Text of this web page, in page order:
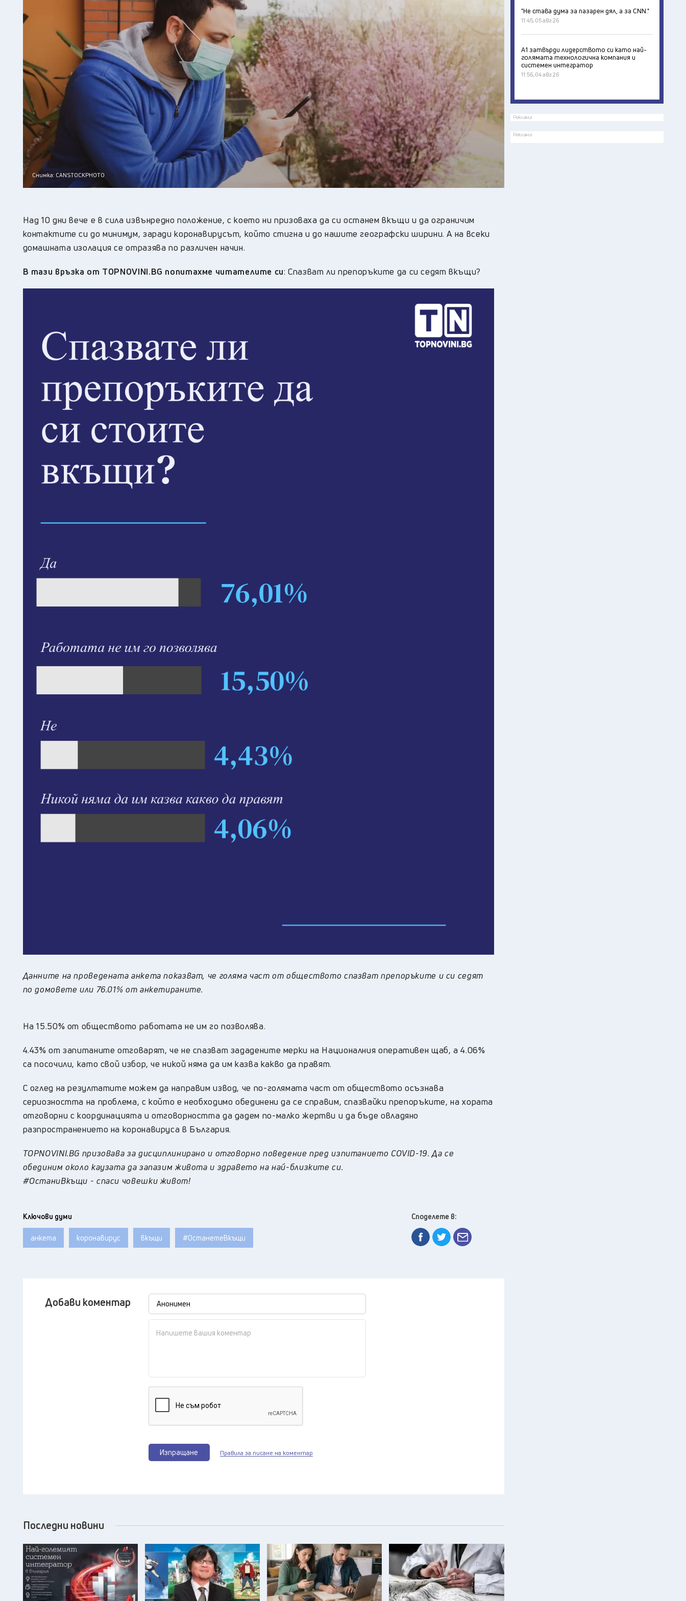
Перник, 25
Плевен, 26°C
Пловдив, 26°C
Разград, 24°C
Русе, 26°C
Силистра, 25°C
Сливен , 24°C
Смолян, 18°C
София, 24°C
Стара Загора, 25°C
Търговище , 24°C
Хасково, 25°C
24 °C
Ямбол, 24°C
Снимка: CANSTOCKPHOTO
Над 10 дни вече е в сила извънредно положение, с което ни призоваха да си останем вкъщи и да ограничим
контактите си до минимум, заради коронавирусът, който стигна и до нашите географски ширини. А на всеки
домашната изолация се отразява по различен начин.
В тази връзка от TOPNOVINI.BG попитахме читателите си: Спазват ли препоръките да си седят вкъщи?
Данните на проведената анкета показват, че голяма част от обществото спазват препоръките и си седят
по домовете или 76.01% от анкетираните.
На 15.50% от обществото работата не им го позволява.
4.43% от запитаните отговарят, че не спазват зададените мерки на Националния оперативен щаб, а 4.06%
са посочили, като свой избор, че никой няма да им казва какво да правят.
С оглед на резултатите можем да направим извод, че по-голямата част от обществото осъзнава
сериозността на проблема, с който е необходимо обединени да се справим, спазвайки препоръките, на хората
отговорни с координацията и отговорността да дадем по-малко жертви и да бъде овладяно
разпространението на коронавируса в България.
TOPNOVINI.BG призовава за дисциплинирано и отговорно поведение пред изпитанието COVID-19. Да се
обединим около каузата да запазим живота и здравето на най-близките си.
#ОстаниВкъщи - спаси човешки живот!
Ключови думи
анкета коронавирус вкъщи #ОстанетеВкъщи
Споделете в:
Добави коментар
Изпращане Правила за писане на коментар
Последни новини
"Не става дума за пазарен дял, а за CNN."
11:45, 05 авг 26
А1 затвърди лидерството си като най-
голямата технологична компания и
системен интегратор
11:56, 04 авг 26
Реклама
Реклама